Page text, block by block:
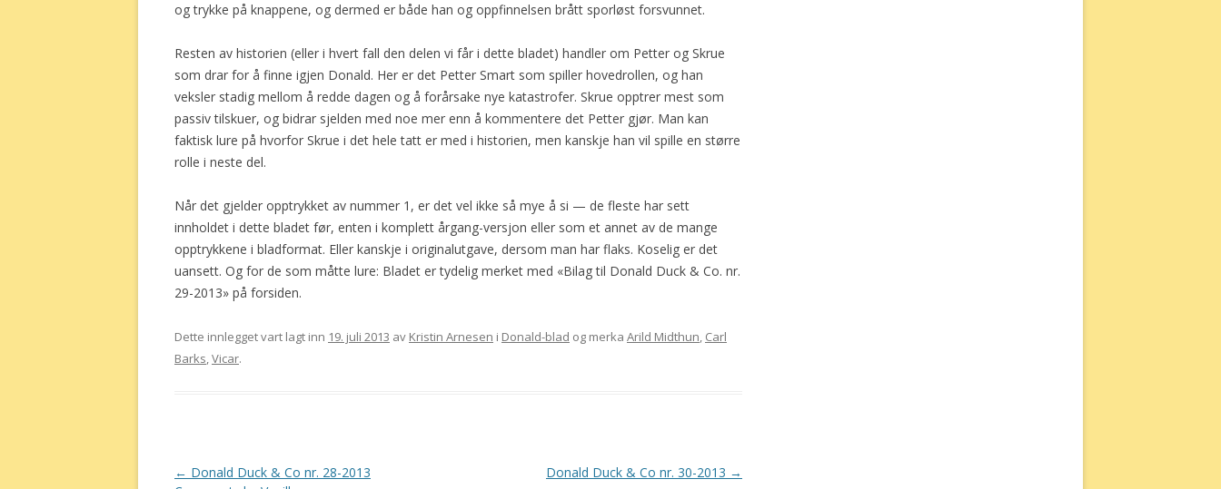
og trykke på knappene, og dermed er både han og oppfinnelsen brått sporløst forsvunnet.
Resten av historien (eller i hvert fall den delen vi får i dette bladet) handler om Petter og Skrue
som drar for å finne igjen Donald. Her er det Petter Smart som spiller hovedrollen, og han
veksler stadig mellom å redde dagen og å forårsake nye katastrofer. Skrue opptrer mest som
passiv tilskuer, og bidrar sjelden med noe mer enn å kommentere det Petter gjør. Man kan
faktisk lure på hvorfor Skrue i det hele tatt er med i historien, men kanskje han vil spille en større
rolle i neste del.
Når det gjelder opptrykket av nummer 1, er det vel ikke så mye å si — de fleste har sett
innholdet i dette bladet før, enten i komplett årgang-versjon eller som et annet av de mange
opptrykkene i bladformat. Eller kanskje i originalutgave, dersom man har flaks. Koselig er det
uansett. Og for de som måtte lure: Bladet er tydelig merket med «Bilag til Donald Duck & Co. nr.
29-2013» på forsiden.
Dette innlegget vart lagt inn 19. juli 2013 av Kristin Arnesen i Donald-blad og merka Arild Midthun, Carl
Barks,Vicar.
Innleggsnavigering
← Donald Duck & Co nr. 28-2013 Donald Duck & Co nr. 30-2013 →